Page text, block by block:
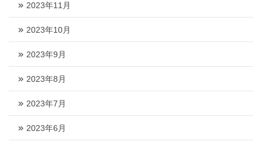
2023年11月
2023年10月
2023年9月
2023年8月
2023年7月
2023年6月